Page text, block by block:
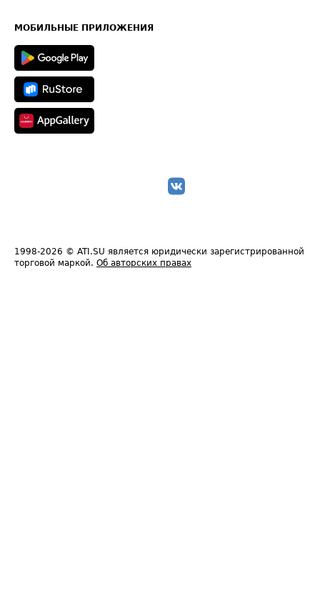
Техническая информация
МОБИЛЬНЫЕ ПРИЛОЖЕНИЯ
1998-2026 © ATI.SU является юридически зарегистрированной
торговой маркой. Об авторских правах